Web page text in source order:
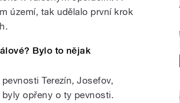
území, tak udělalo první krok
Bylo to nějak
Terezín, Josefov,
opřeny o ty pevnosti.